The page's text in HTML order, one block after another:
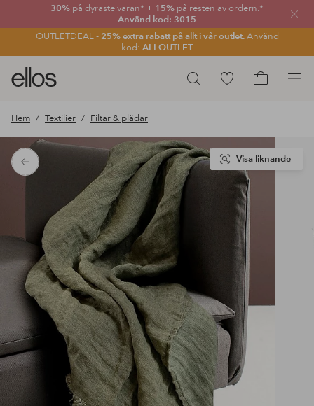
30% på dyraste varan* + 15% på resten av ordern.*
Använd kod: 3015
OUTLETDEAL - 25% extra rabatt på allt i vår outlet.Använd
kod: ALLOUTLET
Sök
Ellos
logotyp
gå
förstasidan
Gå
Hem Textilier Filtar & plädar
Tillbaka
Visa liknande